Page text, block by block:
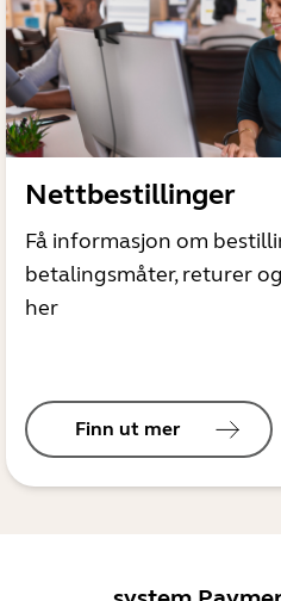
Nettbestillinger
Få informasjon om
betalingsmåter, returer
her
Finn ut mer